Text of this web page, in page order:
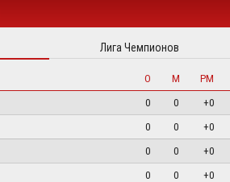
Лига Чемпионов
О М
РМ
0 0
+0
0 0
+0
0 0
+0
0 0
+0